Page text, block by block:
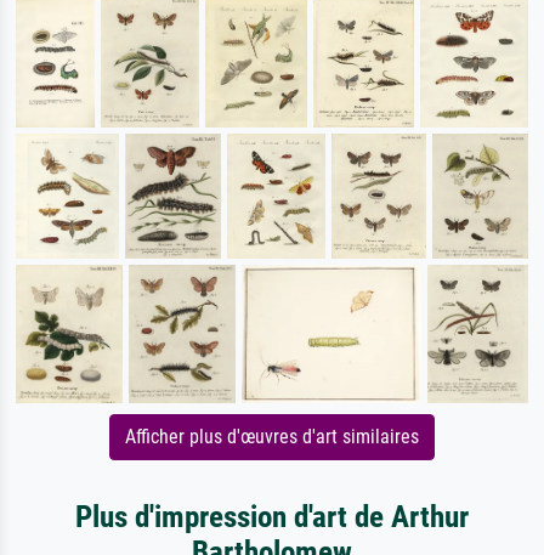
Afficher plus d'œuvres d'art similaires
Plus d'impression d'art de Arthur